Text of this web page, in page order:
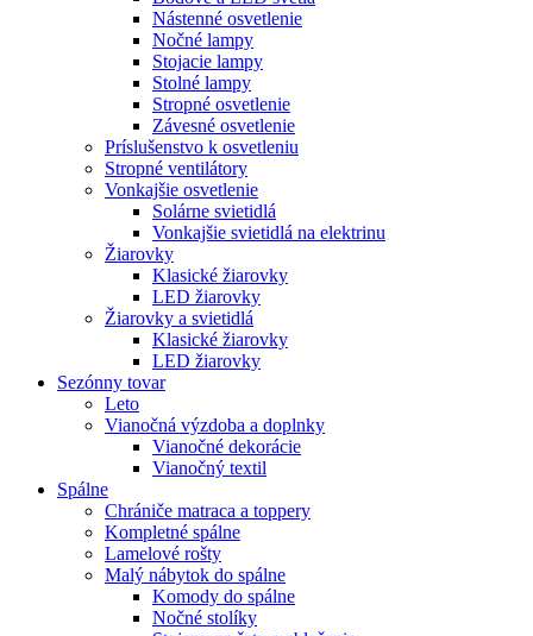
Nástenné osvetlenie
Nočné lampy
Stojacie lampy
Stolné lampy
Stropné osvetlenie
Závesné osvetlenie
Príslušenstvo k osvetleniu
Stropné ventilátory
Vonkajšie osvetlenie
Solárne svietidlá
Vonkajšie svietidlá na elektrinu
Žiarovky
Klasické žiarovky
LED žiarovky
Žiarovky a svietidlá
Klasické žiarovky
LED žiarovky
Sezónny tovar
Leto
Vianočná výzdoba a doplnky
Vianočné dekorácie
Vianočný textil
Spálne
Chrániče matraca a toppery
Kompletné spálne
Lamelové rošty
Malý nábytok do spálne
Komody do spálne
Nočné stolíky